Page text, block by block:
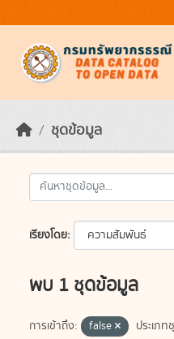
ชุดข้อมูล
เรียงโดย
พบ 1 ชุดข้อมูล
การเข้าถึง: false
ประเภ